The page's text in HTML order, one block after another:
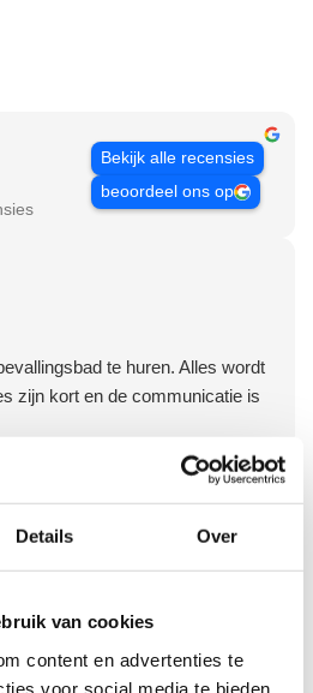
Details Over
van cookies
content en advertenties te
voor social media te bieden
Bekijk alle recensies
beoordeel ons op
te huren. Alles wordt
zijn kort en de communicatie is
Hi Sheila, Dank voor je review,
tevreden bent over onze service
van a tot z! Zelfs